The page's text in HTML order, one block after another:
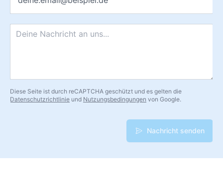
Nachricht*
Diese Seite ist durch reCAPTCHA geschützt und es gelten die
Datenschutzrichtlinie und Nutzungsbedingungen von Google.
Nachricht senden